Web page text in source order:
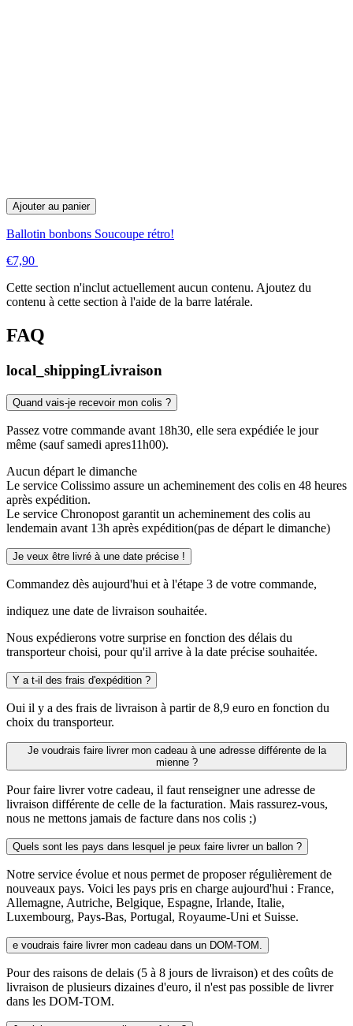
Ajouter au panier
Ballotin bonbons Soucoupe rétro!
€7,90
Cette section n'inclut actuellement aucun contenu. Ajoutez du
contenu à cette section à l'aide de la barre latérale.
FAQ
local_shippingLivraison
Quand vais-je recevoir mon colis ?
Passez votre commande avant 18h30, elle sera expédiée le jour
même (sauf samedi apres11h00).
Aucun départ le dimanche
Le service Colissimo assure un acheminement des colis en 48 heures
après expédition.
Le service Chronopost garantit un acheminement des colis au
lendemain avant 13h après expédition(pas de départ le dimanche)
Je veux être livré à une date précise !
Commandez dès aujourd'hui et à l'étape 3 de votre commande,
indiquez une date de livraison souhaitée.
Nous expédierons votre surprise en fonction des délais du
transporteur choisi, pour qu'il arrive à la date précise souhaitée.
Y a t-il des frais d'expédition ?
Oui il y a des frais de livraison à partir de 8,9 euro en fonction du
choix du transporteur.
Je voudrais faire livrer mon cadeau à une adresse différente de la
mienne ?
Pour faire livrer votre cadeau, il faut renseigner une adresse de
livraison différente de celle de la facturation. Mais rassurez-vous,
nous ne mettons jamais de facture dans nos colis ;)
Quels sont les pays dans lesquel je peux faire livrer un ballon ?
Notre service évolue et nous permet de proposer régulièrement de
nouveaux pays. Voici les pays pris en charge aujourd'hui : France,
Allemagne, Autriche, Belgique, Espagne, Irlande, Italie,
Luxembourg, Pays-Bas, Portugal, Royaume-Uni et Suisse.
e voudrais faire livrer mon cadeau dans un DOM-TOM.
Pour des raisons de delais (5 à 8 jours de livraison) et des coûts de
livraison de plusieurs dizaines d'euro, il n'est pas possible de livrer
dans les DOM-TOM.